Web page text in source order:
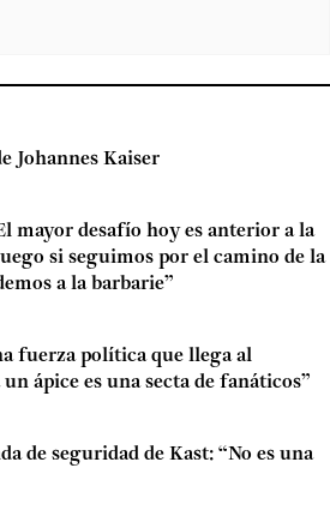
Johannes Kaiser
mayor desafío hoy es anterior a la
si seguimos por el camino de la
a la barbarie”
fuerza política que llega al
ápice es una secta de fanáticos”
de seguridad de Kast: “No es una